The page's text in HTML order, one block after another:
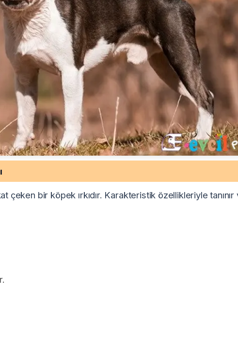
çeken bir köpek ırkıdır. Karakteristik özellikleriyle tanınır